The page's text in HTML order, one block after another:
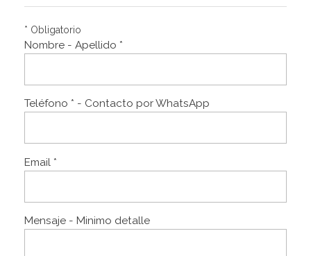
* Obligatorio
Nombre - Apellido *
Teléfono * - Contacto por WhatsApp
Email *
Mensaje - Minimo detalle